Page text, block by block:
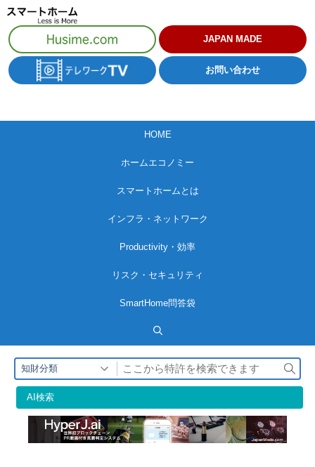
コ
ン
ン
JAPAN MADE
お問い合わせ
HOME
ホームエコノミー
スマートホームとは
インフラ・ネットワーク
Productivity・効率
リスク・セキュリティ
SmartHome問答袋
知財分類
検
索
AI検索